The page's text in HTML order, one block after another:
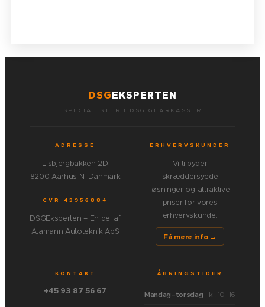
DSGEKSPERTEN
SPECIALISTER I DSG GEARKASSER
ADRESSE
Lisbjergbakken 2D
8200 Aarhus N, Danmark
CVR 43956884
DSGEksperten – En del af
Atamann Autoteknik ApS
ERHVERVSKUNDER
Vi tilbyder
skræddersyede
løsninger og attraktive
priser for vores
erhvervskunde.
Få mere info →
KONTAKT
+45 93 87 56 67
ÅBNINGSTIDER
Mandag–torsdag kl. 10–16